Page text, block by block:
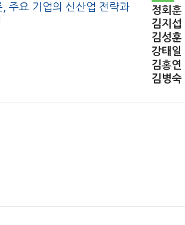
주요 기업의 신산업 전략과
정회훈
김지섭
김성훈
강태일
김홍연
김병숙